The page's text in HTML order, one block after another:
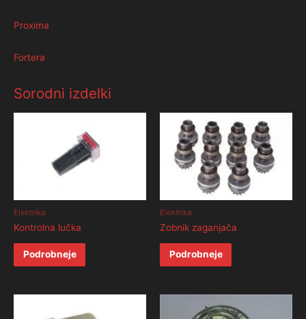
Proxima
Fortera
Sorodni izdelki
Elektrika
Kontrolna lučka
Podrobneje
Elektrika
Zobnik zaganjača
Podrobneje